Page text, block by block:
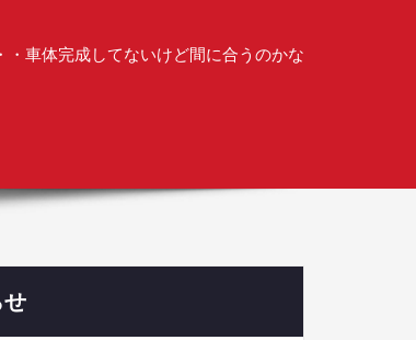
車体完成してないけど間に合うのかな